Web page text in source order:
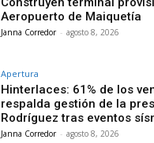
Aeropuerto de Maiquetía
Janna Corredor - agosto 8, 2026
Apertura
Hinterlaces: 61% de los
respalda gestión de la
Rodríguez tras eventos
Janna Corredor - agosto 8, 2026